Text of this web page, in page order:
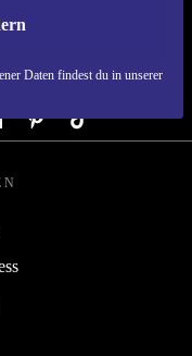
Daten findest du in unserer
NEW.